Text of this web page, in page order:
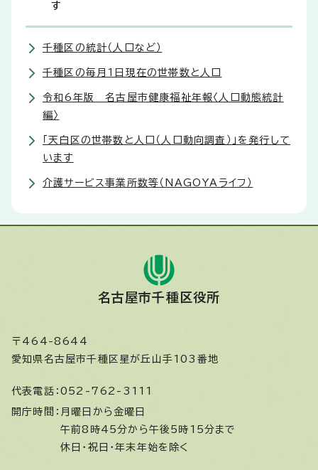
す
千種区の統計（人口など）
千種区の毎月1日現在の世帯数と人口
令和6年版 名古屋市健康福祉年報〈人口動態統計
編〉
「天白区の世帯数と人口（人口動向調査）」を発行して
います
介護サービス事業所数等（NAGOYAライフ）
名古屋市千種区役所
〒464-8644
愛知県名古屋市千種区星が丘山手103番地
代表電話： 052-762-3111
開庁時間： 月曜日から金曜日
午前8時45分から午後5時15分まで
休日・祝日・年末年始を除く